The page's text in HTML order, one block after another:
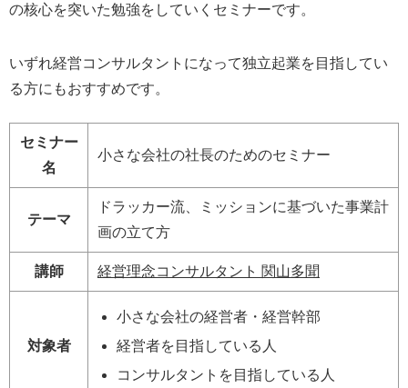
の核心を突いた勉強をしていくセミナーです。
いずれ経営コンサルタントになって独立起業を目指してい
る方にもおすすめです。
セミナー
名
小さな会社の社長のためのセミナー
テーマ
ドラッカー流、ミッションに基づいた事業計
画の立て方
講師 経営理念コンサルタント 関山多聞
対象者
小さな会社の経営者・経営幹部
経営者を目指している人
コンサルタントを目指している人